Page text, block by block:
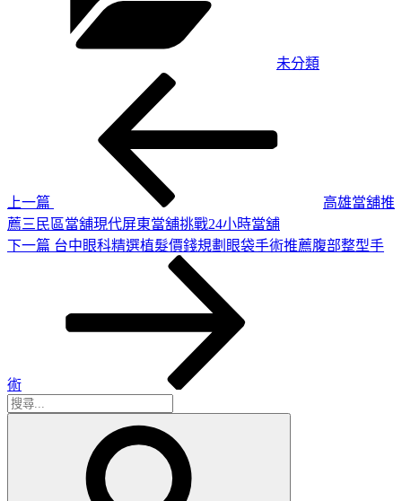
未分類
上一篇
高雄當舖推
薦三民區當舖現代屏東當舖挑戰24小時當舖
下
下一篇 台中眼科精選植髮價錢規劃眼袋手術推薦腹部整型手
術
搜